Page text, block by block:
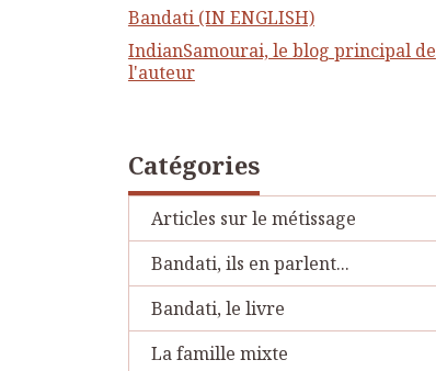
Bandati (IN ENGLISH)
IndianSamourai, le blog principal de
l'auteur
Catégories
Articles sur le métissage
Bandati, ils en parlent...
Bandati, le livre
La famille mixte